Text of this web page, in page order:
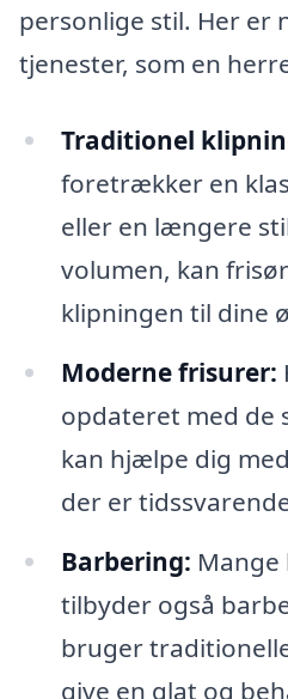
personlige stil. Her er
tjenester, som en
Traditionel
foretrækker en
eller en længere
volumen, kan
klipningen til dine
Moderne frisurer:
opdateret med de
kan hjælpe dig
der er
Barbering:
tilbyder også
bruger
give en glat og